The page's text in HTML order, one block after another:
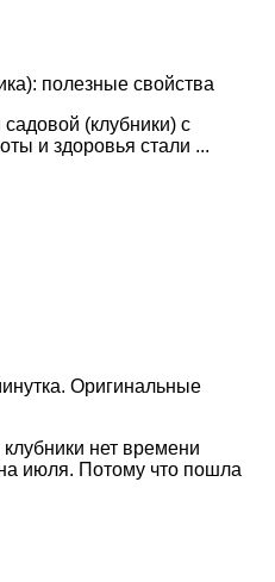
полезные свойства
(клубники) с
и здоровья стали ...
Оригинальные
нет времени
июля. Потому что пошла